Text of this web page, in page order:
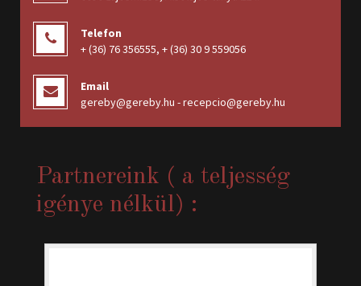
Telefon
+ (36) 76 356555, + (36) 30 9 559056
Email
gereby@gereby.hu - recepcio@gereby.hu
Partnereink ( a teljesség
igénye nélkül) :